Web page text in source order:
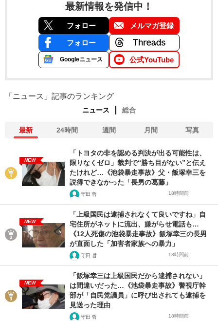
最新情報を発信中！
フォロー メルマガ登録
フォロー
Googleニュース 公式YouTube
「ニュース」記事のランキング
ニュース 総合
最新 24時間 週間 月間 写真
NEW
「トヨタの非を認める判決が出る可能性は、
限りなくゼロ」裁判で“勝ち目がない”と伝え
たけれど…《池袋暴走事故》父・飯塚幸三を
説得できなかった「長男の葛藤」
守田 哲 18時間前
NEW
「上級国民は逮捕されなくて良いですね」自
宅住所がネットに流出、嫌がらせ電話も…
《12人死傷の池袋暴走事故》飯塚幸三の長男
が直面した「加害者家族への暴力」
守田 哲 18時間前
NEW
「飯塚幸三は上級国民だから逮捕されない」
は間違いだった…《池袋暴走事故》警視庁幹
部が「自民党議員」に呼び出されても逮捕を
見送った理由
守田 哲 18時間前